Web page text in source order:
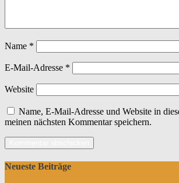
Name *
E-Mail-Adresse *
Website
Name, E-Mail-Adresse und Website in
meinen nächsten Kommentar speichern.
Neueste Beiträge